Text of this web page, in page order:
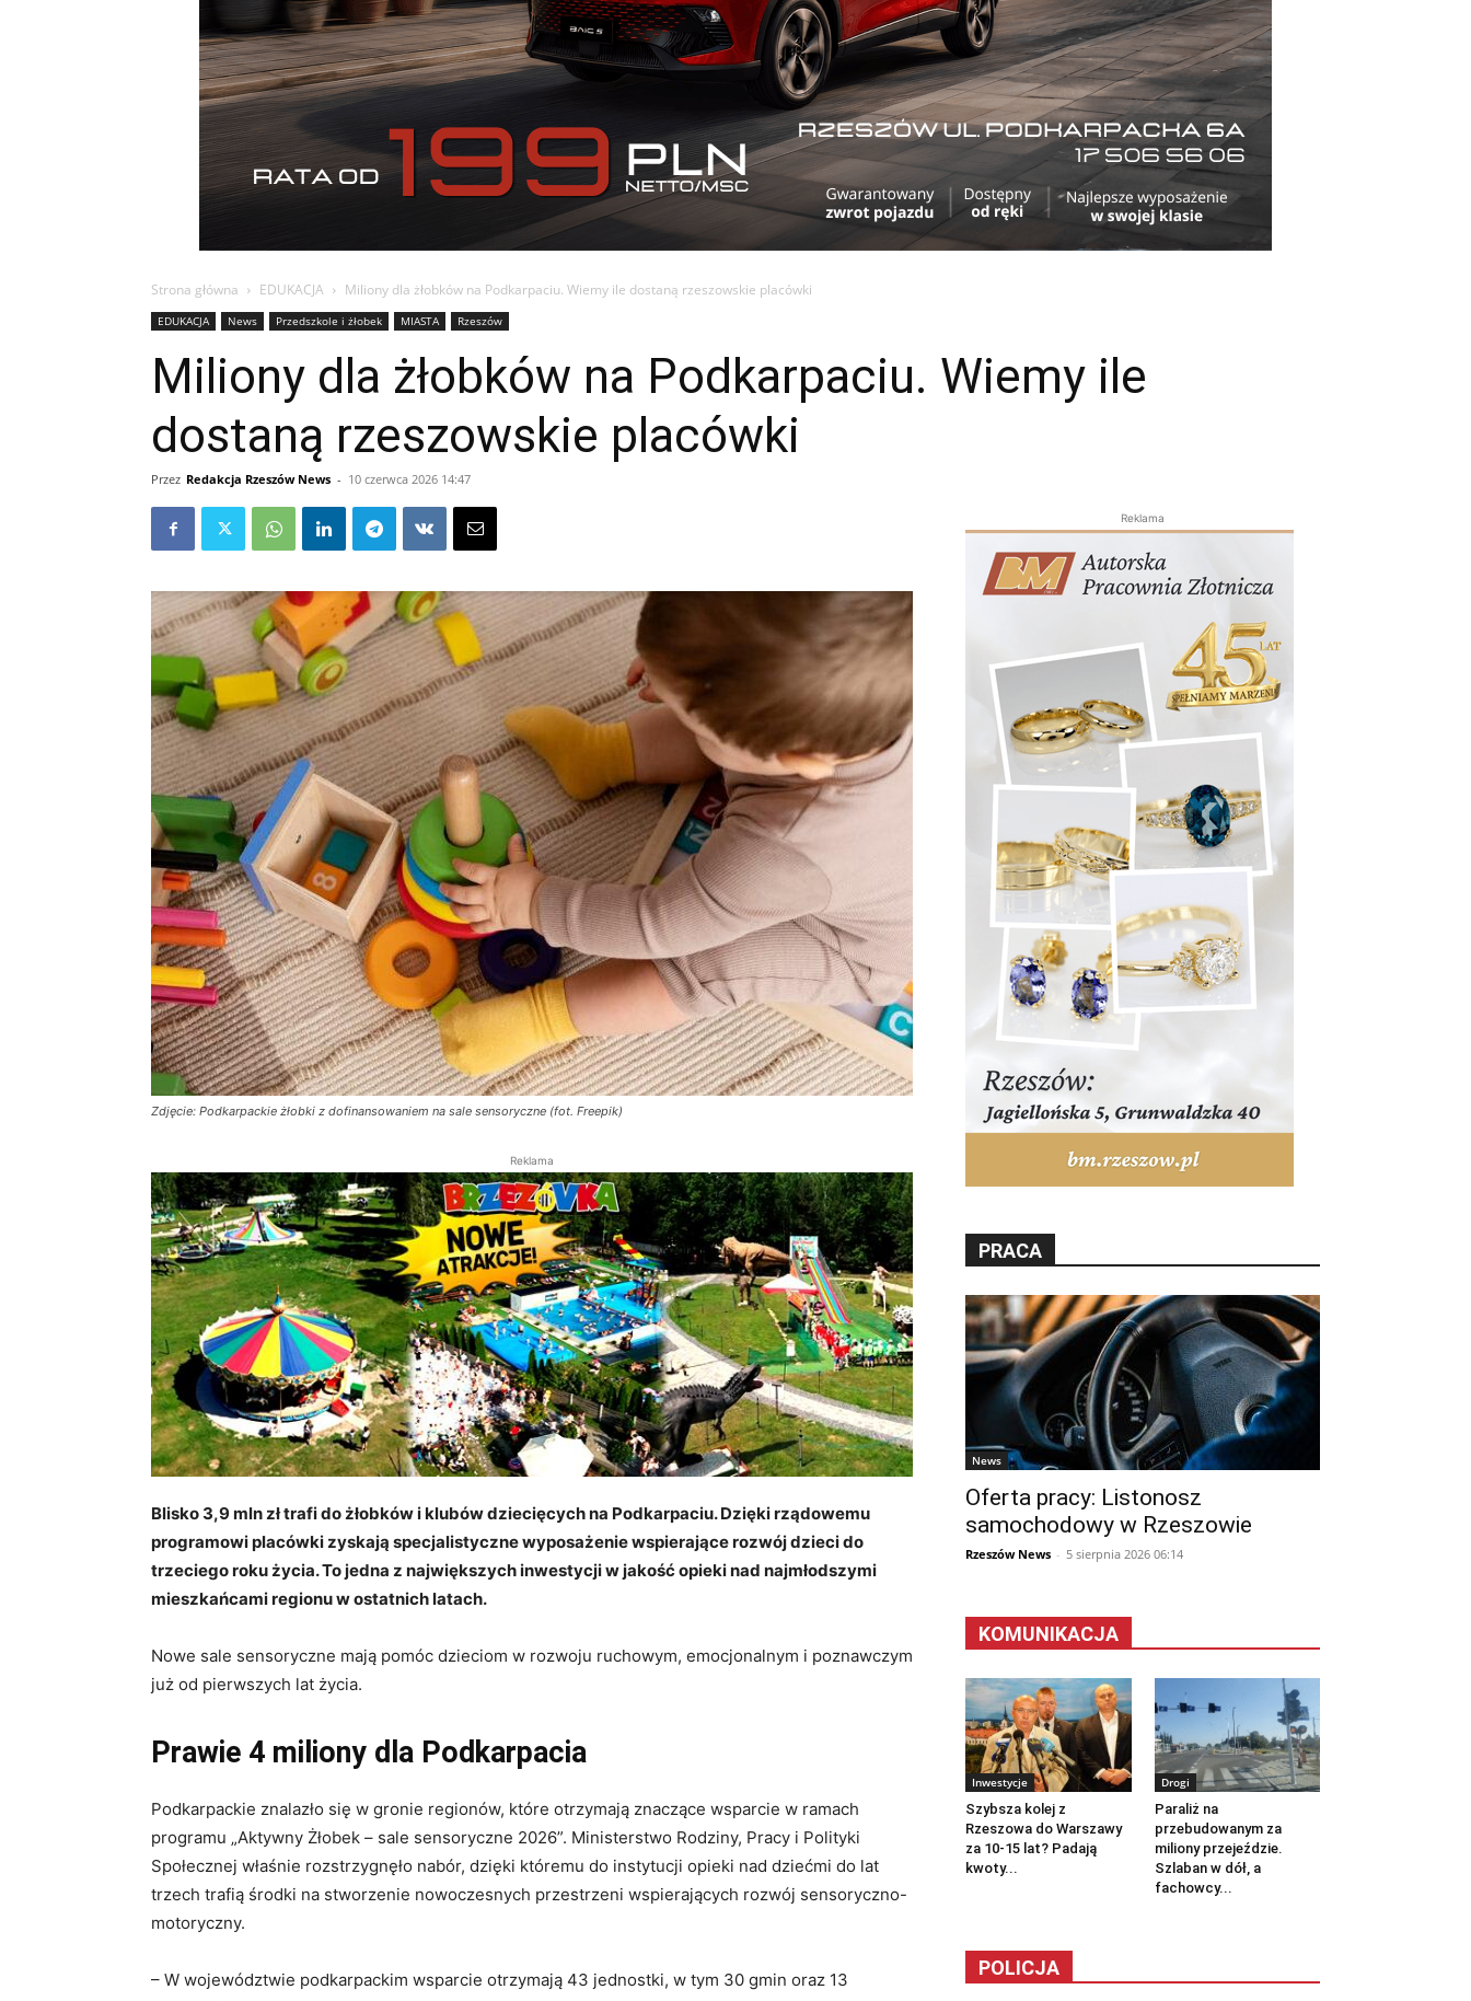
Strona główna EDUKACJA Miliony dla żłobków na Podkarpaciu. Wiemy ile dostaną rzeszowskie placówki
EDUKACJA News Przedszkole i żłobek MIASTA Rzeszów
Miliony dla żłobków na Podkarpaciu. Wiemy ile
dostaną rzeszowskie placówki
Przez Redakcja Rzeszów News - 10 czerwca 2026 14:47
Zdjęcie: Podkarpackie żłobki z dofinansowaniem na sale sensoryczne (fot. Freepik)
Reklama
Blisko 3,9 mln zł trafi do żłobków i klubów dziecięcych na Podkarpaciu. Dzięki rządowemu
programowi placówki zyskają specjalistyczne wyposażenie wspierające rozwój dzieci do
trzeciego roku życia. To jedna z największych inwestycji w jakość opieki nad najmłodszymi
mieszkańcami regionu w ostatnich latach.
Nowe sale sensoryczne mają pomóc dzieciom w rozwoju ruchowym, emocjonalnym i poznawczym
już od pierwszych lat życia.
Prawie 4 miliony dla Podkarpacia
Podkarpackie znalazło się w gronie regionów, które otrzymają znaczące wsparcie w ramach
programu „Aktywny Żłobek – sale sensoryczne 2026”. Ministerstwo Rodziny, Pracy i Polityki
Społecznej właśnie rozstrzygnęło nabór, dzięki któremu do instytucji opieki nad dziećmi do lat
trzech trafią środki na stworzenie nowoczesnych przestrzeni wspierających rozwój sensoryczno-
motoryczny.
– W województwie podkarpackim wsparcie otrzymają 43 jednostki, w tym 30 gmin oraz 13
Reklama
PRACA
News
Oferta pracy: Listonosz
samochodowy w Rzeszowie
Rzeszów News - 5 sierpnia 2026 06:14
KOMUNIKACJA
Inwestycje
Szybsza kolej z
Rzeszowa do Warszawy
za 10-15 lat? Padają
kwoty...
Drogi
Paraliż na
przebudowanym za
miliony przejeździe.
Szlaban w dół, a
fachowcy...
POLICJA